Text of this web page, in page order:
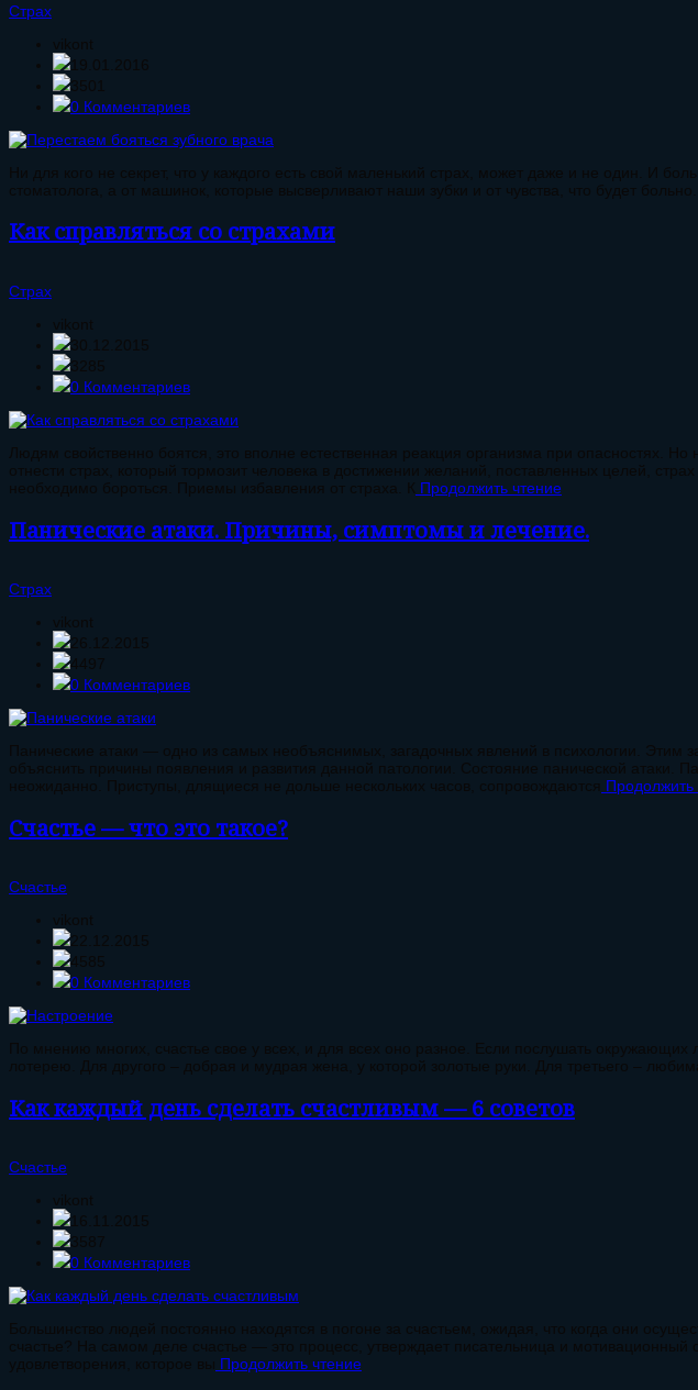
Страх
vikont
19.01.2016
3501
0 Комментариев
Ни для кого не секрет, что у каждого есть свой маленький страх, может даже и не один. И
стоматолога, а от машинок, которые высверливают наши зубки и от чувства, что будет
Как справляться со страхами
Страх
vikont
30.12.2015
3285
0 Комментариев
Людям свойственно боятся, это вполне естественная реакция организма при опасностях.
отнести страх, который тормозит человека в достижении желаний, поставленных целей,
необходимо бороться. Приемы избавления от страха. К Продолжить чтение
Панические атаки. Причины, симптомы и лечение.
Страх
vikont
26.12.2015
4497
0 Комментариев
Панические атаки — одно из самых необъяснимых, загадочных явлений в психологии.
объяснить причины появления и развития данной патологии. Состояние панической атаки.
неожиданно. Приступы, длящиеся не дольше нескольких часов, сопровождаются
Продолжить
Счастье — что это такое?
Счастье
vikont
22.12.2015
4585
0 Комментариев
По мнению многих, счастье свое у всех, и для всех оно разное. Если послушать
лотерею. Для другого – добрая и мудрая жена, у которой золотые руки. Для третьего –
Как каждый день сделать счастливым — 6 советов
Счастье
vikont
16.11.2015
3587
0 Комментариев
Большинство людей постоянно находятся в погоне за счастьем, ожидая, что когда они
счастье? На самом деле счастье — это процесс, утверждает писательница и
удовлетворения, которое вы
Продолжить чтение